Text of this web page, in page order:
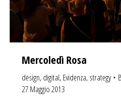
Mercoledì Rosa
design, digital, Evidenza, strategy
27 Maggio 2013